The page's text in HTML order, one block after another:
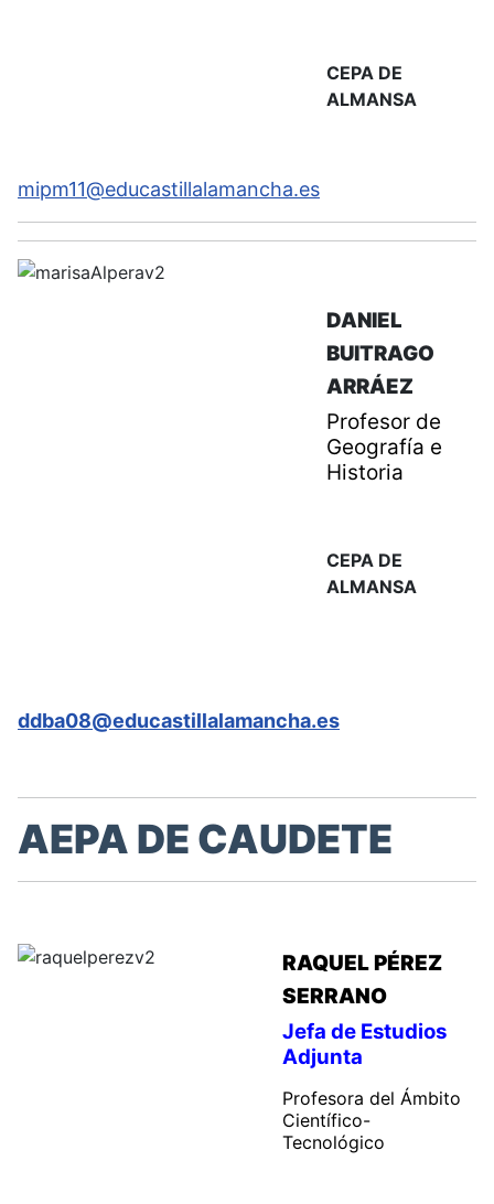
CEPA DE
ALMANSA
mipm11@educastillalamancha.es
DANIEL
BUITRAGO
ARRÁEZ
Profesor de
Geografía e
Historia
CEPA DE
ALMANSA
ddba08@educastillalamancha.es
AEPA DE CAUDETE
RAQUEL PÉREZ
SERRANO
Jefa de Estudios
Adjunta
Profesora del Ámbito
Científico-
Tecnológico